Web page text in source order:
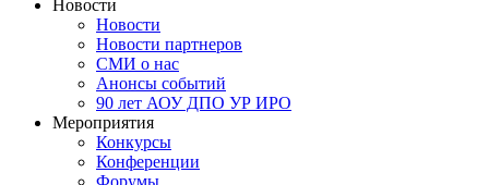
Новости
Новости
Новости партнеров
СМИ о нас
Анонсы событий
90 лет АОУ ДПО УР ИРО
Мероприятия
Конкурсы
Конференции
Форумы